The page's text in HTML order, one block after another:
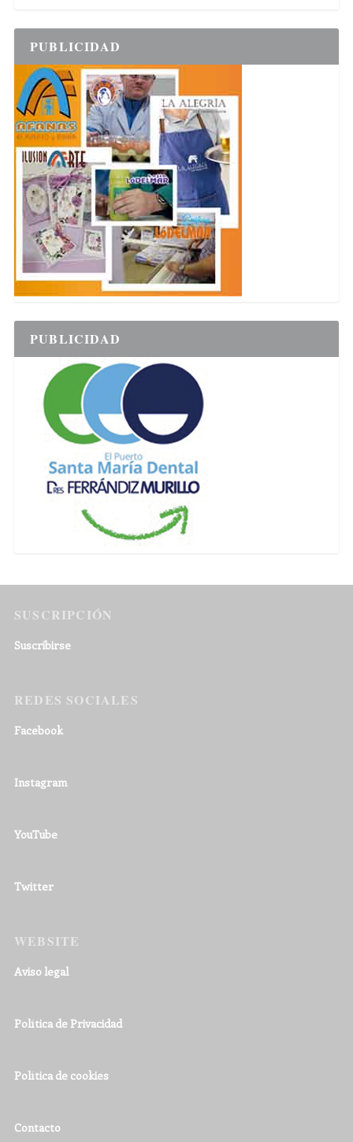
PUBLICIDAD
PUBLICIDAD
SUSCRIPCIÓN
Suscribirse
REDES SOCIALES
Facebook
Instagram
YouTube
Twitter
WEBSITE
Aviso legal
Política de Privacidad
Política de cookies
Contacto